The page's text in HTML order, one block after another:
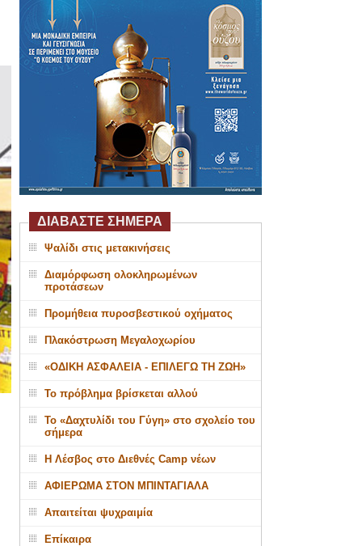
ΔΙΑΒΑΣΤΕ ΣΗΜΕΡΑ
Ψαλίδι στις μετακινήσεις
Διαμόρφωση ολοκληρωμένων
προτάσεων
Προμήθεια πυροσβεστικού οχήματος
Πλακόστρωση Μεγαλοχωρίου
«ΟΔΙΚΗ ΑΣΦΑΛΕΙΑ - ΕΠΙΛΕΓΩ ΤΗ ΖΩΗ»
Το πρόβλημα βρίσκεται αλλού
Το «Δαχτυλίδι του Γύγη» στο σχολείο του
σήμερα
Η Λέσβος στο Διεθνές Camp νέων
ΑΦΙΕΡΩΜΑ ΣΤΟΝ ΜΠΙΝΤΑΓΙΑΛΑ
Απαιτείται ψυχραιμία
Επίκαιρα